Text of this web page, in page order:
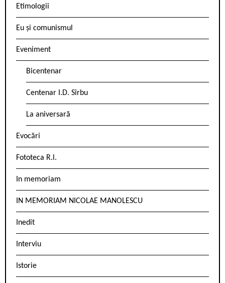
Etimologii
Eu și comunismul
Eveniment
Bicentenar
Centenar I.D. Sîrbu
La aniversară
Evocări
Fototeca R.l.
In memoriam
IN MEMORIAM NICOLAE MANOLESCU
Inedit
Interviu
Istorie